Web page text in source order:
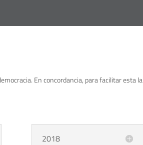
En concordancia, para facilitar esta
2018